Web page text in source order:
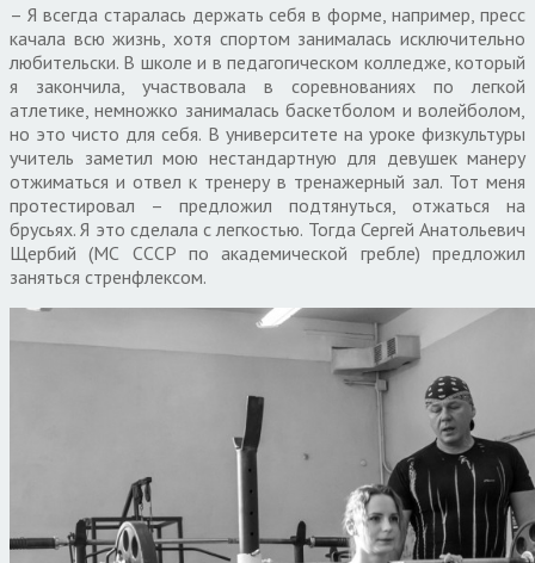
– Я всегда старалась держать себя в форме, например, пресс
качала всю жизнь, хотя спортом занималась исключительно
любительски. В школе и в педагогическом колледже, который
я закончила, участвовала в соревнованиях по легкой
атлетике, немножко занималась баскетболом и волейболом,
но это чисто для себя. В университете на уроке физкультуры
учитель заметил мою нестандартную для девушек манеру
отжиматься и отвел к тренеру в тренажерный зал. Тот меня
протестировал – предложил подтянуться, отжаться на
брусьях. Я это сделала с легкостью. Тогда Сергей Анатольевич
Щербий (МС СССР по академической гребле) предложил
заняться стренфлексом.